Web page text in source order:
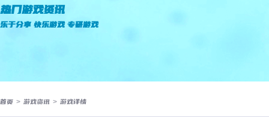
热门游戏资讯
乐于分享 快乐游戏 专研游戏
首页 > 游戏资讯 > 游戏详情